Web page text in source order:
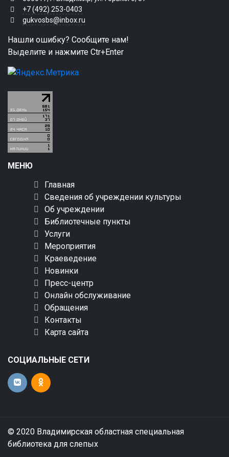
+7 (492) 253-0403
gukvosbs@inbox.ru
Нашли ошибку? Сообщите нам!
Выделите и нажмите Ctr+Enter
МЕНЮ
Главная
Сведения об учреждении культуры
Об учреждении
Библиотечные пункты
Услуги
Мероприятия
Краеведение
Новинки
Пресс-центр
Онлайн обслуживание
Обращения
Контакты
Карта сайта
СОЦИАЛЬНЫЕ СЕТИ
© 2020 Владимирская областная специальная
библиотека для слепых